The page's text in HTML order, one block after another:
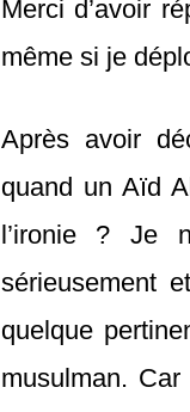
Merci d’avoir
même si je
Après avoir
quand un Aïd
l’ironie ? Je
sérieusement
quelque
musulman.